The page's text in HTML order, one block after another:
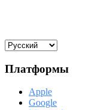
Платформы
Apple
Google